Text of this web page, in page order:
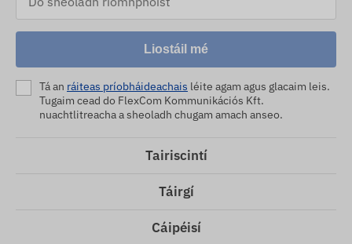
Liostáil mé
Tá an ráiteas príobháideachais léite agam agus glacaim leis.
Tugaim cead do FlexCom Kommunikációs Kft.
nuachtlitreacha a sheoladh chugam amach anseo.
Tairiscintí
Táirgí
Cáipéisí